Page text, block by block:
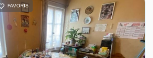
FAVORIS